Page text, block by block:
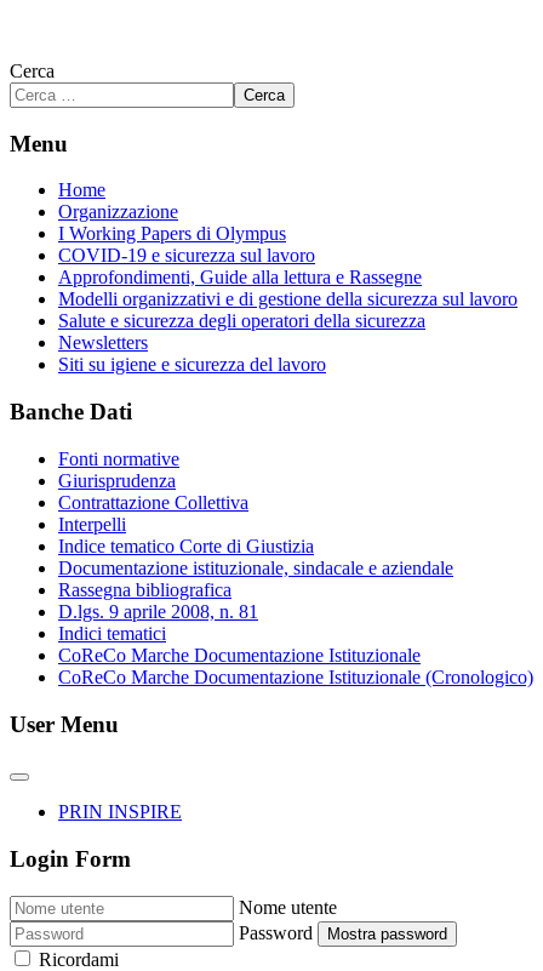
Cerca
Cerca
Menu
Home
Organizzazione
I Working Papers di Olympus
COVID-19 e sicurezza sul lavoro
Approfondimenti, Guide alla lettura e Rassegne
Modelli organizzativi e di gestione della sicurezza sul lavoro
Salute e sicurezza degli operatori della sicurezza
Newsletters
Siti su igiene e sicurezza del lavoro
Banche Dati
Fonti normative
Giurisprudenza
Contrattazione Collettiva
Interpelli
Indice tematico Corte di Giustizia
Documentazione istituzionale, sindacale e aziendale
Rassegna bibliografica
D.lgs. 9 aprile 2008, n. 81
Indici tematici
CoReCo Marche Documentazione Istituzionale
CoReCo Marche Documentazione Istituzionale (Cronologico)
User Menu
PRIN INSPIRE
Login Form
Nome utente
Password
Mostra password
Ricordami